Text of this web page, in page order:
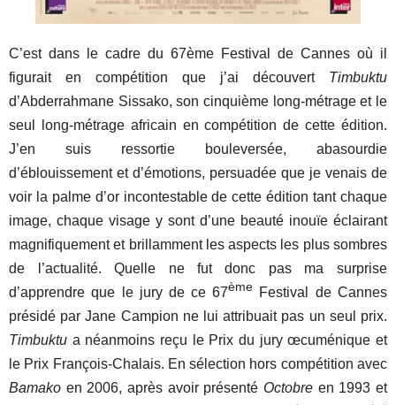
C’est dans le cadre du 67ème Festival de Cannes où il
figurait en compétition que j’ai découvert Timbuktu
d’Abderrahmane Sissako, son cinquième long-métrage et le
seul long-métrage africain en compétition de cette édition.
J’en suis ressortie bouleversée, abasourdie
d’éblouissement et d’émotions, persuadée que je venais de
voir la palme d’or incontestable de cette édition tant chaque
image, chaque visage y sont d’une beauté inouïe éclairant
magnifiquement et brillamment les aspects les plus sombres
de l’actualité. Quelle ne fut donc pas ma surprise
d’apprendre que le jury de ce 67ème Festival de Cannes
présidé par Jane Campion ne lui attribuait pas un seul prix.
Timbuktu a néanmoins reçu le Prix du jury œcuménique et
le Prix François-Chalais. En sélection hors compétition avec
Bamako en 2006, après avoir présenté Octobreen 1993 et